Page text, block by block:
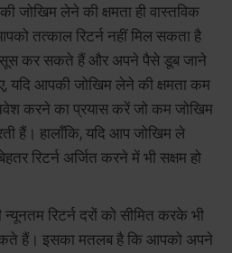
जोखिम लेने की क्षमता ही वास्तविक
तत्काल रिटर्न नहीं मिल सकता है
कर सकते हैं और अपने पैसे डूब जाने
यदि आपकी जोखिम लेने की क्षमता कम
करने का प्रयास करें जो कम जोखिम
हैं। हालाँकि, यदि आप जोखिम ले
रिटर्न अर्जित करने में भी सक्षम हो
रिटर्न दरों को सीमित करके भी
हैं। इसका मतलब है कि आपको अपने